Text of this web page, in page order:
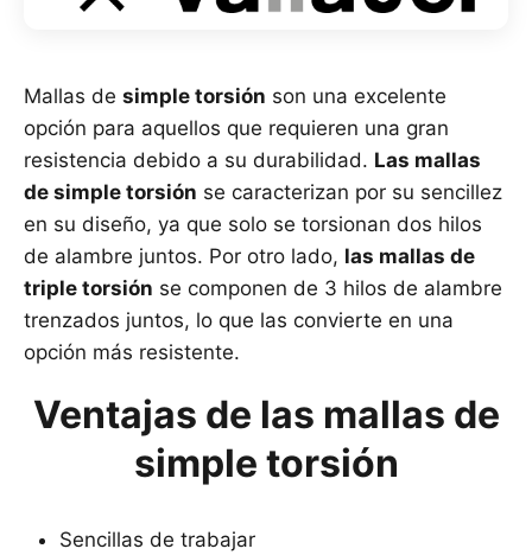
Mallas de simple torsión son una excelente
opción para aquellos que requieren una gran
resistencia debido a su durabilidad. Las mallas
de simple torsión se caracterizan por su sencillez
en su diseño, ya que solo se torsionan dos hilos
de alambre juntos. Por otro lado, las mallas de
triple torsión se componen de 3 hilos de alambre
trenzados juntos, lo que las convierte en una
opción más resistente.
Ventajas de las mallas de
simple torsión
Sencillas de trabajar